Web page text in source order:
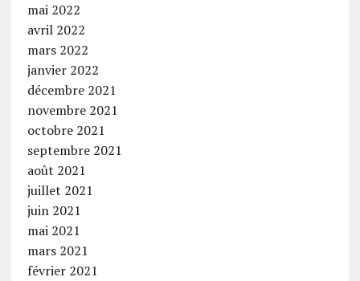
mai 2022
avril 2022
mars 2022
janvier 2022
décembre 2021
novembre 2021
octobre 2021
septembre 2021
août 2021
juillet 2021
juin 2021
mai 2021
mars 2021
février 2021